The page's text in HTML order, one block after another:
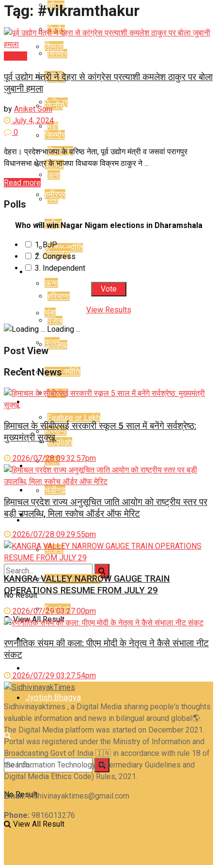
सोलन
किनौर
सिरमौर
कांगड़ा
हमीरपुर
मंडी
बिलासपुर
ऊना
चंबा
कुल्लू
लाहुल-स्पीति
राज्य
हरियाणा
पंजाब
चंडीगढ़
राजनीति
वीडियो
Feature or Lekh
English
E-Paper
Career
Jyotish Bhagya
No Result
View All Result
हिमाचल
शिमला
सोलन
किनौर
सिरमौर
कांगड़ा
हमीरपुर
मंडी
बिलासपुर
ऊना
चंबा
कुल्लू
लाहुल-स्पीति
हरियाणा
पंजाब
चंडीगढ़
राजनीति
वीडियो
Feature or Lekh
English
E-Paper
Jyotish Bhagya
No Result
View All Result
Tag: #vikramthakur
पूर्व उद्योग मंत्री ने देहरा से कांग्रेस प्रत्याशी कमलेश ठाकुर पर बोला
जुबानी हमला
by Aniket Soni
July 4, 2024
0
देहरा। प्रदेश भाजपा के वरिष्ठ नेता, पूर्व उद्योग मंत्री व जसवां परागपुर
विधानसभा क्षेत्र के भाजपा विधायक विक्रम ठाकुर ने ...
Read more
Polls
Who will win Nagar Nigam elections in Dharamshala
1. BJP
2. Congress
3. Independent
View Results
Loading ...
Post View
Recent News
हिमाचल के सीबीएसई सरकारी स्कूल 5 साल में बनेंगे सर्वश्रेष्ठ:
मुख्यमंत्री सुक्खू
2026/07/28 09:32:57pm
हिमाचल प्रदेश राज्य अनुसूचित जाति आयोग को राष्ट्रीय स्तर पर
बड़ी उपलब्धि, मिला स्कोच ऑर्डर ऑफ मेरिट
2026/07/28 09:29:55pm
KANGRA VALLEY NARROW GAUGE TRAIN
OPERATIONS RESUME FROM JULY 29
2026/07/29 03:27:00pm
रणनीतिक संयम की कला: पीएम मोदी के नेतृत्व ने कैसे संभाला नीट
संकट
2026/07/29 03:27:54pm
Sidhivinayaktimes , a Digital Media sharing people's thoughts
valuable information and news in bilingual around global🌎.
The Digital Media platform was started on December 2021.
Portal was registered under the Ministry of Information and
Broadcasting Govt of India 🇮🇳 in accordance with rule 18 of
the Information Technology (Intermediary Guidelines and
Digital Media Ethics Code) Rules, 2021.
Email:sidhivinayaktimes@gmail.com
Phone: 9816013276